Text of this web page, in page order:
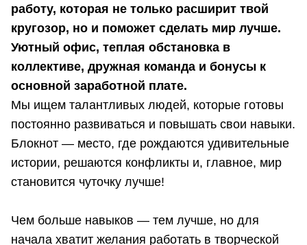
работу, которая не только расширит твой
кругозор, но и поможет сделать мир лучше.
Уютный офис, теплая обстановка в
коллективе, дружная команда и бонусы к
основной заработной плате.
Мы ищем талантливых людей, которые готовы
постоянно развиваться и повышать свои навыки.
Блокнот — место, где рождаются удивительные
истории, решаются конфликты и, главное, мир
становится чуточку лучше!
Чем больше навыков — тем лучше, но для
начала хватит желания работать в творческой